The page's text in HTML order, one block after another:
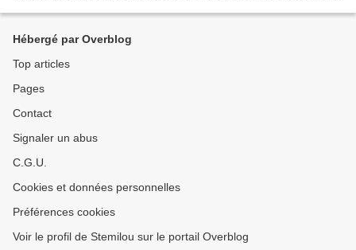
Hébergé par Overblog
Top articles
Pages
Contact
Signaler un abus
C.G.U.
Cookies et données personnelles
Préférences cookies
Voir le profil de Stemilou sur le portail Overblog